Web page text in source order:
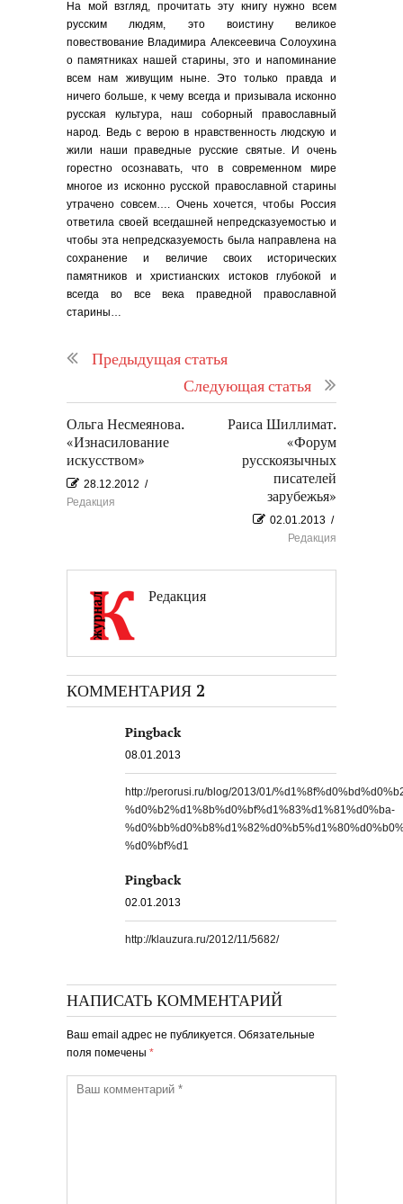
На мой взгляд, прочитать эту книгу нужно всем
русским людям, это воистину великое
повествование Владимира Алексеевича Солоухина
о памятниках нашей старины, это и напоминание
всем нам живущим ныне. Это только правда и
ничего больше, к чему всегда и призывала исконно
русская культура, наш соборный православный
народ. Ведь с верою в нравственность людскую и
жили наши праведные русские святые. И очень
горестно осознавать, что в современном мире
многое из исконно русской православной старины
утрачено совсем…. Очень хочется, чтобы Россия
ответила своей всегдашней непредсказуемостью и
чтобы эта непредсказуемость была направлена на
сохранение и величие своих исторических
памятников и христианских истоков глубокой и
всегда во все века праведной православной
старины…
Предыдущая статья
Следующая статья
Ольга Несмеянова.
«Изнасилование
искусством»
28.12.2012 /
Редакция
Раиса Шиллимат.
«Форум
русскоязычных
писателей
зарубежья»
02.01.2013 /
Редакция
Редакция
КОММЕНТАРИЯ 2
Pingback
08.01.2013
http://perorusi.ru/blog/2013/01/
%d0%b2%d1%8b%d0%bf%d1%83%d1%81%d0%ba-
%d0%bf%d1
Pingback
02.01.2013
http://klauzura.ru/2012/11/5682/
НАПИСАТЬ КОММЕНТАРИЙ
Ваш email адрес не публикуется. Обязательные
поля помечены *